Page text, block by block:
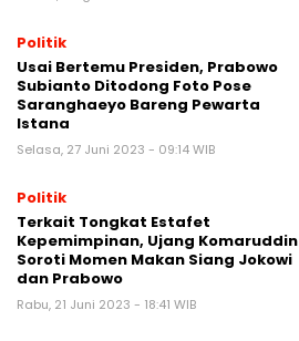
Politik
Usai Bertemu Presiden, Prabowo
Subianto Ditodong Foto Pose
Saranghaeyo Bareng Pewarta
Istana
Selasa, 27 Juni 2023 - 09:14 WIB
Politik
Terkait Tongkat Estafet
Kepemimpinan, Ujang Komaruddin
Soroti Momen Makan Siang Jokowi
dan Prabowo
Rabu, 21 Juni 2023 - 18:41 WIB